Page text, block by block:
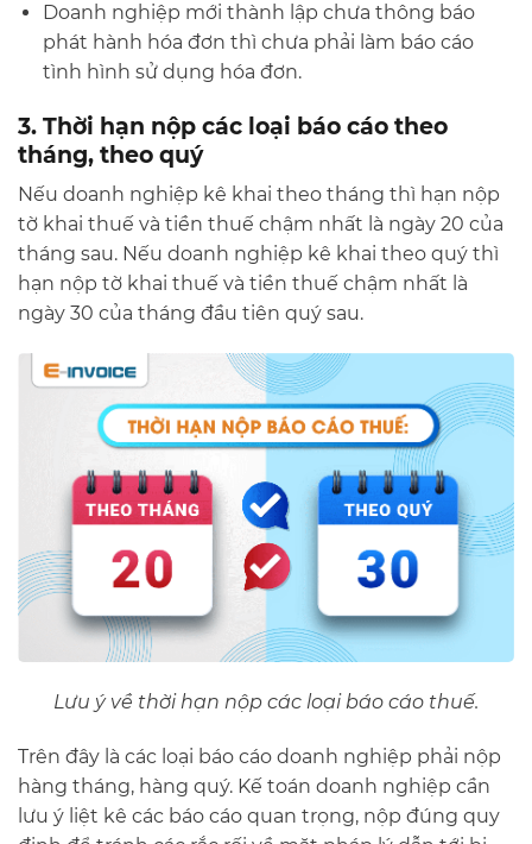
Doanh nghiệp mới thành lập chưa thông báo
phát hành hóa đơn thì chưa phải làm báo cáo
tình hình sử dụng hóa đơn.
3. Thời hạn nộp các loại báo cáo theo
tháng, theo quý
Nếu doanh nghiệp kê khai theo tháng thì hạn nộp
tờ khai thuế và tiền thuế chậm nhất là ngày 20 của
tháng sau. Nếu doanh nghiệp kê khai theo quý thì
hạn nộp tờ khai thuế và tiền thuế chậm nhất là
ngày 30 của tháng đầu tiên quý sau.
Lưu ý về thời hạn nộp các loại báo cáo thuế.
Trên đây là các loại báo cáo doanh nghiệp phải nộp
hàng tháng, hàng quý. Kế toán doanh nghiệp cần
lưu ý liệt kê các báo cáo quan trọng, nộp đúng quy